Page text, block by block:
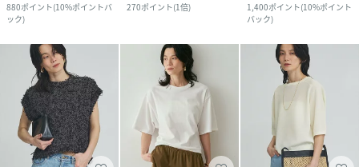
880ポイント(10%ポイントバ
ック)
270ポイント(1倍)
1,400ポイント(10%ポイント
バック)